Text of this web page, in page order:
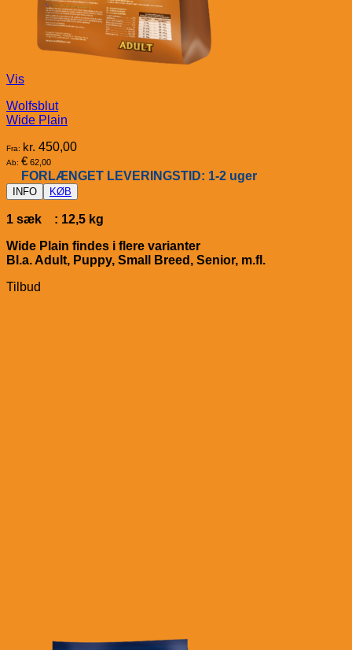
Vis
Wolfsblut
Wide Plain
Fra: kr. 450,00
Ab: € 62,00
FORLÆNGET LEVERINGSTID: 1-2 uger
INFO KØB
1 sæk : 12,5 kg
Wide Plain findes i flere varianter
Bl.a. Adult, Puppy, Small Breed, Senior, m.fl.
Tilbud